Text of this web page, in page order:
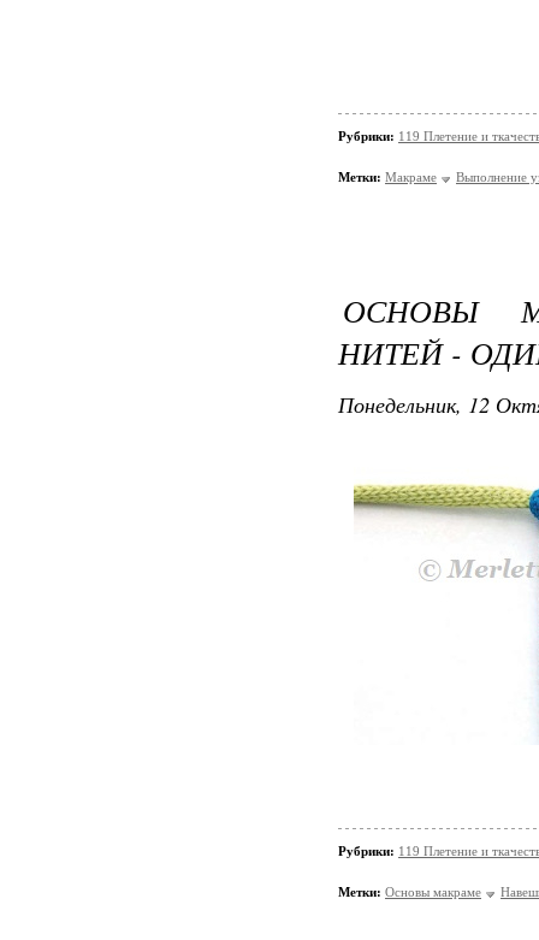
Рубрики: 119 Плетение и
Метки: Макраме Выполнение
ОСНОВЫ
НИТЕЙ -
Понедельник, 12
Рубрики: 119 Плетение и
Метки: Основы макраме